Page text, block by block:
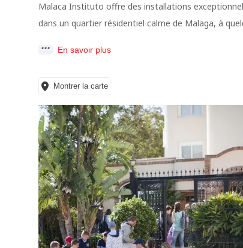
Malaca Instituto offre des installations
dans un quartier résidentiel calme de Malaga, à
En savoir plus
Montrer la carte